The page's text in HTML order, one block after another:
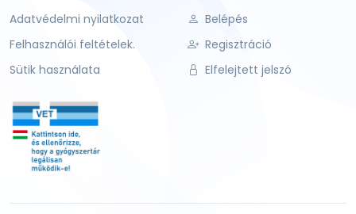
Adatvédelmi nyilatkozat
Felhasználói feltételek.
Sütik használata
Belépés
Regisztráció
Elfelejtett jelszó